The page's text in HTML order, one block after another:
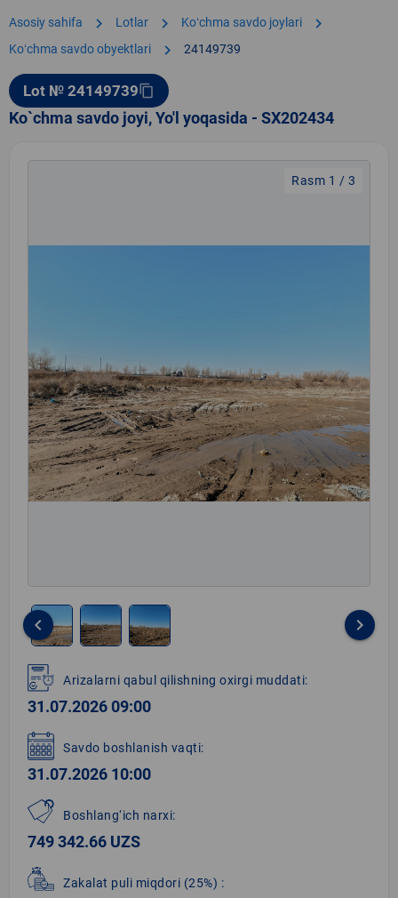
Asosiy sahifa chevron_right Lotlar chevron_right Koʻchma savdo joylari chevron_right
Koʻchma savdo obyektlari chevron_right 24149739
Lot № 24149739content_copy
Ko`chma savdo joyi, Yo'l yoqasida - SX202434
Rasm 1 / 3
1
of
3
keyboard_arrow_left keyboard_arrow_right
Arizalarni qabul qilishning oxirgi muddati:
31.07.2026 09:00
Savdo boshlanish vaqti:
31.07.2026 10:00
Boshlang‘ich narxi:
749 342.66 UZS
Zakalat puli miqdori (25%) :